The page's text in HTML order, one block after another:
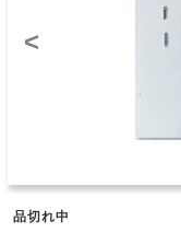
<
品切れ中